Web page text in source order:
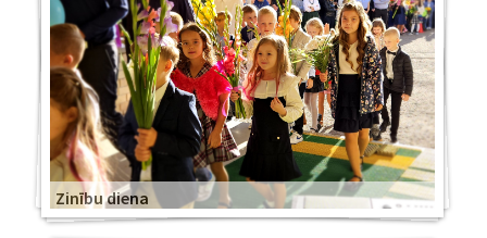
Zinību diena